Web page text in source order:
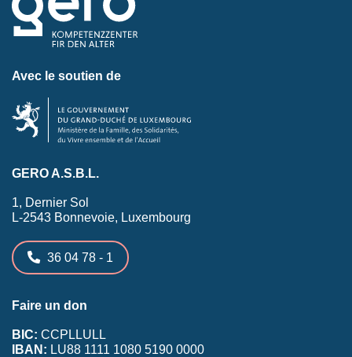
Avec le soutien de
GERO A.S.B.L.
1, Dernier Sol
L-2543 Bonnevoie, Luxembourg
36 04 78 - 1
Faire un don
BIC: CCPLLULL
IBAN: LU88 1111 1080 5190 0000